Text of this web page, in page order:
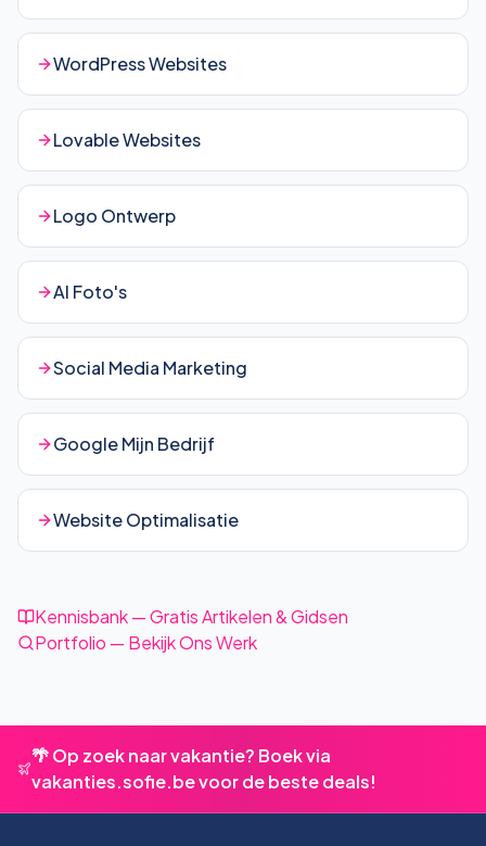
WordPress Websites
Lovable Websites
Logo Ontwerp
AI Foto's
Social Media Marketing
Google Mijn Bedrijf
Website Optimalisatie
Kennisbank — Gratis Artikelen & Gidsen
Portfolio — Bekijk Ons Werk
🌴 Op zoek naar vakantie? Boek via
vakanties.sofie.be voor de beste deals!